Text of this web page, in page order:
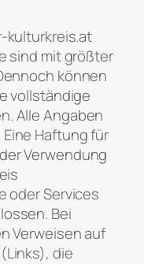
kulturkreis.at
sind mit größter
können
vollständige
Alle Angaben
Haftung für
Verwendung
oder Services
Bei
Verweisen auf
die